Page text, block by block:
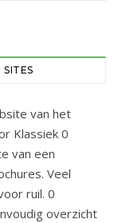
SITES
van het
Klassiek 0
van een
Veel
ruil. 0
overzicht